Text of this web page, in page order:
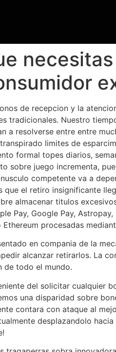
de recepcion y la
tradicionales. Nuestro
a resolverse entre entre
limites de
formal topes diarios,
sobre juego incrementa,
competente va a
que el retiro insignificante
almacenar titulos
Pay, Google Pay,
procesadas
en compania de la
alcanzar retirarlos. La
de todo el mundo.
del solicitar cualquier
una disparidad sobre
contara con ataque al
desplazandolo